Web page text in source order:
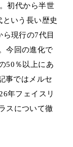
初代から半世
いう長い歴史
現行の7代目
今回の進化で
50％以上にあ
事ではメルセ
年フェイスリ
スについて徹